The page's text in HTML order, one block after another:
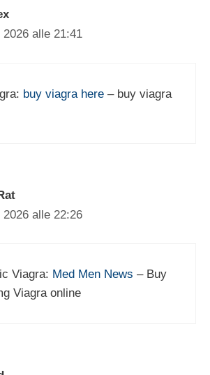
2026 alle 21:41
buy viagra here – buy viagra
2026 alle 22:26
Viagra: Med Men News – Buy
Viagra online